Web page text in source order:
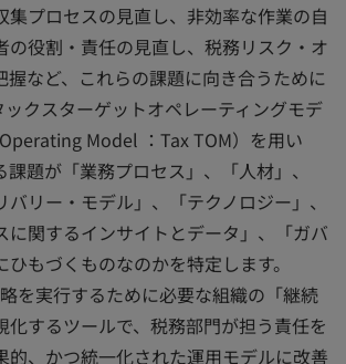
集プロセスの見直し、非効率な作業の自
の役割・責任の見直し、税務リスク・オ
握など、これらの課題に向き合うために
ックスターゲットオペレーティングモデ
Model ：Tax TOM）を用い
題が「業務プロセス」、「人材」、
バリー・モデル」、「テクノロジー」、
に関するインサイトとデータ」、「ガバ
もづくものなのかを特定します。
を実行するために必要な組織の「継続
化するツールで、税務部門が担う責任を
的、かつ統一化された運用モデルに改善